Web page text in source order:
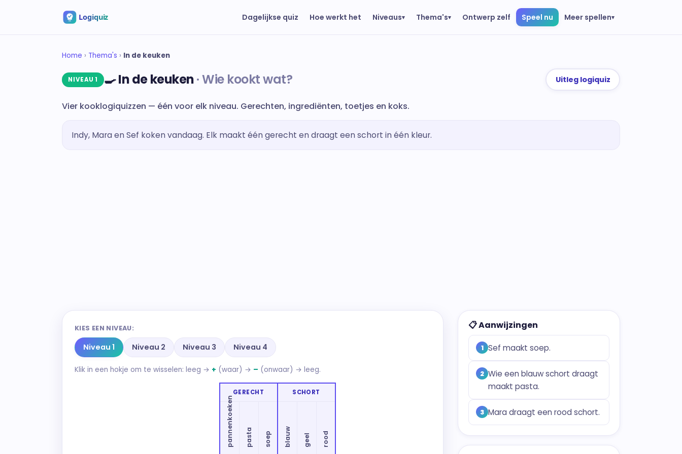
Dagelijkse quiz Hoe werkt het Niveaus▾ Thema's▾ Ontwerp zelf Speel nu Meer spellen▾
Home › Thema's › In de keuken
NIVEAU 1 🍳 In de keuken Wie kookt wat? Uitleg logiquiz
Vier kooklogiquizzen — één voor elk niveau. Gerechten, ingrediënten, toetjes en koks.
Indy, Mara en Sef koken vandaag. Elk maakt één gerecht en draagt een schort in één kleur.
KIES EEN NIVEAU:
Niveau 1 Niveau 2 Niveau 3 Niveau 4
Klik in een hokje om te wisselen: leeg → + (waar) → – (onwaar) → leeg.
GERECHT SCHORT
pannenkoeken pasta soep blauw geel rood
📋 Aanwijzingen
1 Sef maakt soep.
2 Wie een blauw schort draagt
maakt pasta.
3 Mara draagt een rood schort.